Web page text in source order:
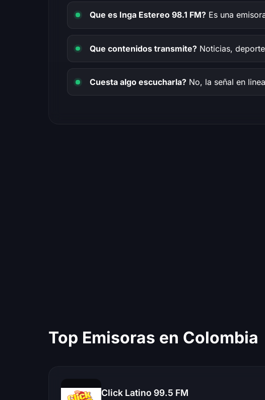
Que es Inga Estereo 98.1 FM? Es una
Que contenidos transmite? Noticias,
Cuesta algo escucharla? No, la señal en
Top Emisoras en Colombia
Click Latino 99.5 FM